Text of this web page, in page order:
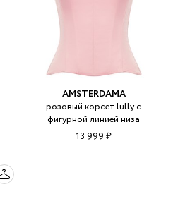
AMSTERDAMA
розовый корсет lully с
фигурной линией низа
13 999 ₽